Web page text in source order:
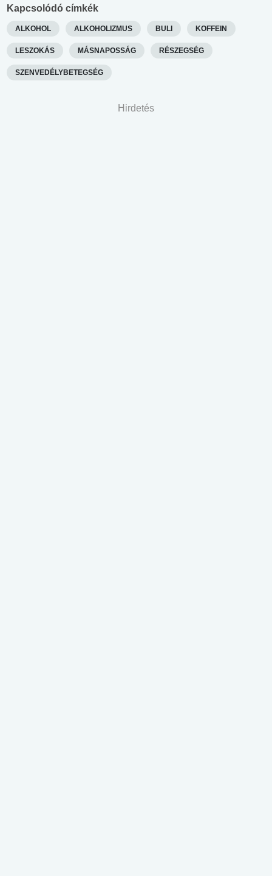
Kapcsolódó címkék
ALKOHOL ALKOHOLIZMUS BULI KOFFEIN
LESZOKÁS MÁSNAPOSSÁG RÉSZEGSÉG
SZENVEDÉLYBETEGSÉG
Hirdetés